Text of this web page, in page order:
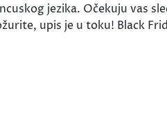
jezika. Očekuju vas
upis je u toku! Black